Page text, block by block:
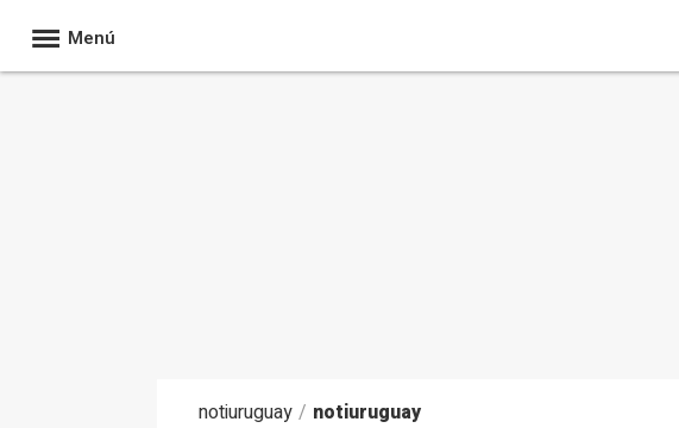
Menú
notiuruguay / notiuruguay